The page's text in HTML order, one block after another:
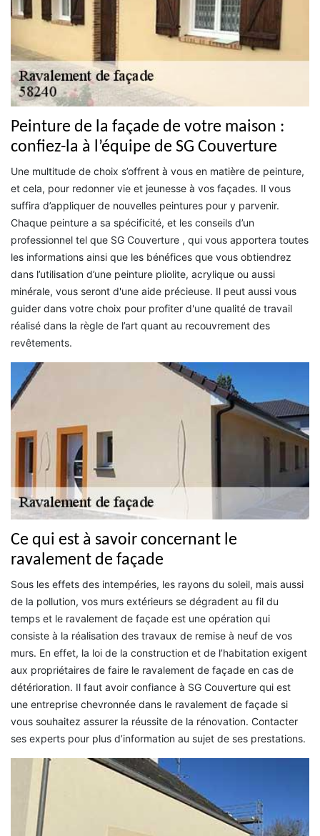
Peinture de la façade de votre maison :
confiez-la à l’équipe de SG Couverture
Une multitude de choix s’offrent à vous en matière de peinture,
et cela, pour redonner vie et jeunesse à vos façades. Il vous
suffira d’appliquer de nouvelles peintures pour y parvenir.
Chaque peinture a sa spécificité, et les conseils d’un
professionnel tel que SG Couverture , qui vous apportera toutes
les informations ainsi que les bénéfices que vous obtiendrez
dans l’utilisation d’une peinture pliolite, acrylique ou aussi
minérale, vous seront d'une aide précieuse. Il peut aussi vous
guider dans votre choix pour profiter d'une qualité de travail
réalisé dans la règle de l’art quant au recouvrement des
revêtements.
Ce qui est à savoir concernant le
ravalement de façade
Sous les effets des intempéries, les rayons du soleil, mais aussi
de la pollution, vos murs extérieurs se dégradent au fil du
temps et le ravalement de façade est une opération qui
consiste à la réalisation des travaux de remise à neuf de vos
murs. En effet, la loi de la construction et de l’habitation exigent
aux propriétaires de faire le ravalement de façade en cas de
détérioration. Il faut avoir confiance à SG Couverture qui est
une entreprise chevronnée dans le ravalement de façade si
vous souhaitez assurer la réussite de la rénovation. Contacter
ses experts pour plus d’information au sujet de ses prestations.